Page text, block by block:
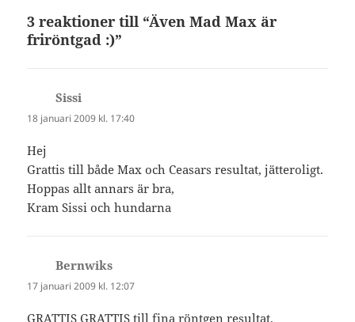
3 reaktioner till “Även Mad Max är
friröntgad :)”
Sissi
18 januari 2009 kl. 17:40
Hej
Grattis till både Max och Ceasars resultat, jätteroligt.
Hoppas allt annars är bra,
Kram Sissi och hundarna
Bernwiks
17 januari 2009 kl. 12:07
GRATTIS GRATTIS till fina röntgen resultat.